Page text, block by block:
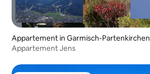
Appartement in Garmisch-Partenkirchen
Appartement Jens